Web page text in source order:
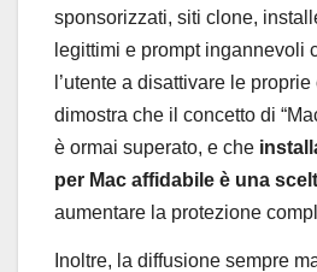
sponsorizzati, siti clone,
legittimi e prompt ingannevoli
l’utente a disattivare le
dimostra che il concetto di
è ormai superato, e che
per Mac affidabile è una
aumentare la protezione
Inoltre, la diffusione sempre